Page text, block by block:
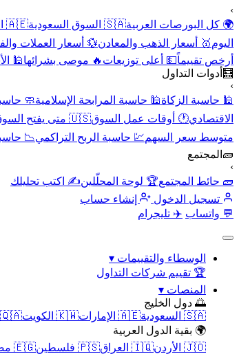
›
🌍 كل البورصات العربية🇸🇦 السوق السعودية 🇦🇪 الإمارات
اليوم🥇 أسعار الذهب والمعادن💱 أسعار العملات
أرخص تقييماً💵 أعلى توزيعات 🔥 موصى بشرائها🕌
🧮 أدوات التداول
›
🕌 حاسبة الزكاة🕌 حاسبة المرابحة الإسلامية🧼
الاقتصادي🕐 أوقات عمل السوق🇺🇸 متى يفتح السوق الأمريكي؟
متوسط سعر السهم💹 حاسبة الربح التراكمي📉
🧱 المجتمع
›
🧱 حائط المجتمع🏆 لوحة المحلّلين✍️ اكتب تحليلك
تسجيل الدخول
إنشاء حساب
💬 واتساب ✈️ تليجرام
الوسطاء والتقييمات ▾
🏆 تقييم شركات التداول
المنصات ▾
🌅 دول الخليج
🇸🇦 السعودية
🇦🇪 الإمارات 🇰🇼 الكويت 🇶🇦 قطر
🌍 بقية الدول العربية
🇯🇴 الأردن
🇮🇶 العراق 🇵🇸 فلسطين 🇪🇬 مصر